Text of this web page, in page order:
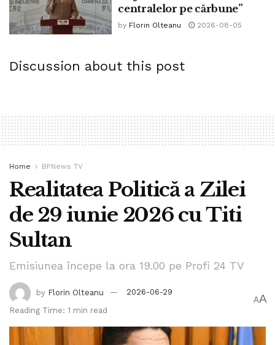
centralelor pe cărbune”
by Florin Olteanu 2026-08-05
Discussion about this post
Home BPNews TV
Realitatea Politică a Zilei
de 29 iunie 2026 cu Titi
Sultan
Emisiunea începe la ora 19.00 pe Profi 24 TV
by Florin Olteanu
2026-06-29
Reading Time: 1 min read
AA